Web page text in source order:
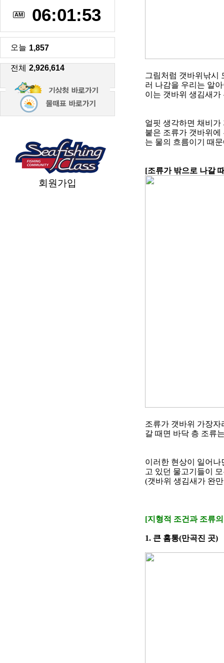
AM 06:01:54
오늘 1,857
전체 2,926,614
회원가입
그림처럼 갯바위낚시
러 나감을 우리는 알
이는 갯바위 생김새
얼핏 생각하면 채비
붙은 조류가 갯바위
는 물의 흐름이기 때
[조류가 밖으로 나갈
조류가 갯바위 가장
갈 때면 바닥 층 조류
이러한 현상이 일어
고 있던 물고기들이
(갯바위 생김새가 완
[지형적 조건과 조류
1. 큰 홈통(만곡진 곳)